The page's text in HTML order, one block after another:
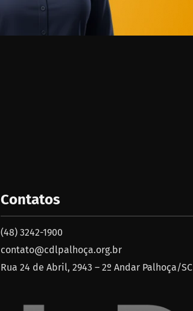
Contatos
(48) 3242-1900
contato@cdlpalhoça.org.br
Rua 24 de Abril, 2943 – 2º Andar Palhoça/SC